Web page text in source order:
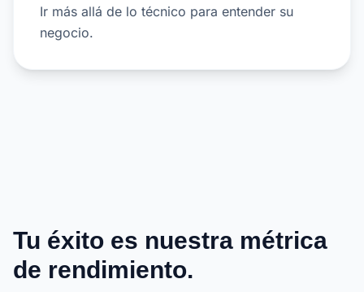
Ir más allá de lo técnico para entender su
negocio.
Tu éxito es nuestra métrica
de rendimiento.